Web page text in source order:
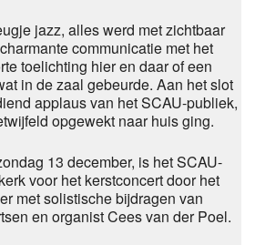
jazz, alles werd met zichtbaar
communicatie met het
toelichting hier en daar of een
in de zaal gebeurde. Aan het slot
applaus van het SCAU-publiek,
opgewekt naar huis ging.
13 december, is het SCAU-
voor het kerstconcert door het
met solistische bijdragen van
en organist Cees van der Poel.